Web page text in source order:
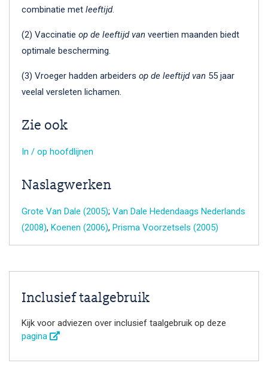
combinatie met leeftijd.
(2) Vaccinatie op de leeftijd van veertien maanden biedt
optimale bescherming.
(3) Vroeger hadden arbeiders op de leeftijd van 55 jaar
veelal versleten lichamen.
Zie ook
In / op hoofdlijnen
Naslagwerken
Grote Van Dale (2005); Van Dale Hedendaags Nederlands
(2008), Koenen (2006), Prisma Voorzetsels (2005)
Inclusief taalgebruik
Kijk voor adviezen over inclusief taalgebruik op deze
pagina